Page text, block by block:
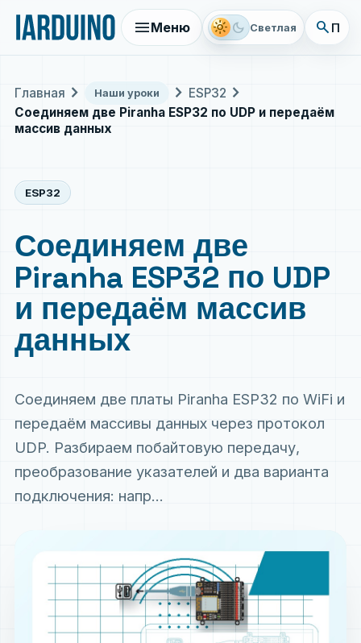
menuМеню light_mode dark_mode Светлая search
Главная chevron_right Наши уроки chevron_right ESP32 chevron_right
Соединяем две Piranha ESP32 по UDP и передаём
массив данных
ESP32
Соединяем две
Piranha ESP32 по UDP
и передаём массив
данных
Соединяем две платы Piranha ESP32 по WiFi и
передаём массивы данных через протокол
UDP. Разбираем побайтовую передачу,
преобразование указателей и два варианта
подключения: напр...